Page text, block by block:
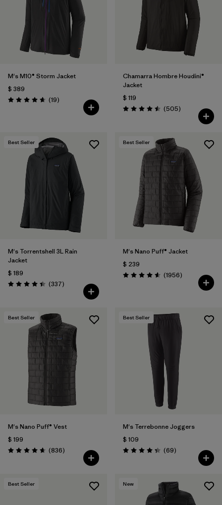
Filtrar por
Features
Filtrar por
Materials & Fabric
M's M10® Storm Jacket
$ 389
Valoración: 4.7 / 5
(19Comentarios
)
Chamarra Hombre Houdini®
Jacket
$ 119
Valoración: 4.5 / 5
(505Comentarios
)
Best Seller
M's Torrentshell 3L Rain
Jacket
$ 189
Valoración: 4.4 / 5
(337Comentarios
)
Best Seller
M's Nano Puff® Jacket
$ 239
Valoración: 4.6 / 5
(1956Comentarios
)
Best Seller
M's Nano Puff® Vest
$ 199
Valoración: 4.7 / 5
(836Comentarios
)
Best Seller
M's Terrebonne Joggers
$ 109
Valoración: 4.3 / 5
(69Comentarios
)
Best Seller New